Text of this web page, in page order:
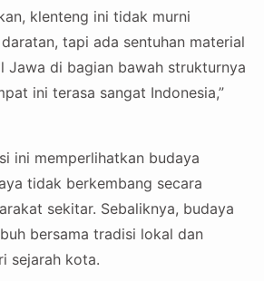
klenteng ini tidak murni
tapi ada sentuhan material
Jawa di bagian bawah strukturnya
ini terasa sangat Indonesia,”
ini memperlihatkan budaya
tidak berkembang secara
sekitar. Sebaliknya, budaya
bersama tradisi lokal dan
sejarah kota.